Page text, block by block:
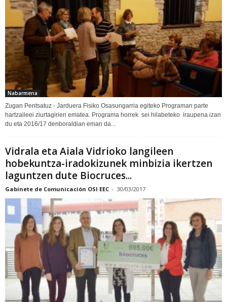
Nabarmena
Zugan Pentsatuz - Jarduera Fisiko Osasungarria egiteko Programan parte
hartzaileei ziurtagirien ematea. Programa horrek sei hilabeteko iraupena izan
du eta 2016/17 denboraldian eman da...
Vidrala eta Aiala Vidrioko langileen
hobekuntza-iradokizunek minbizia ikertzen
laguntzen dute Biocruces...
Gabinete de Comunicación OSI EEC - 30/03/2017